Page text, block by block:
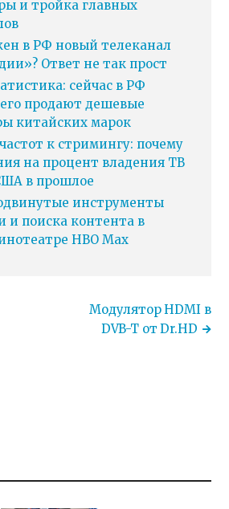
и тройка главных
в РФ новый телеканал
Ответ не так прост
сейчас в РФ
продают дешевые
китайских марок
к стримингу: почему
на процент владения ТВ
в прошлое
инструменты
и поиска контента в
HBO Max
Модулятор HDMI в
DVB-T от Dr.HD